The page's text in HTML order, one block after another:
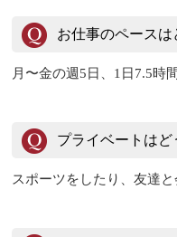
お仕事のペース
月〜金の週5日、1日7.5時
プライベートはど
スポーツをしたり、友達